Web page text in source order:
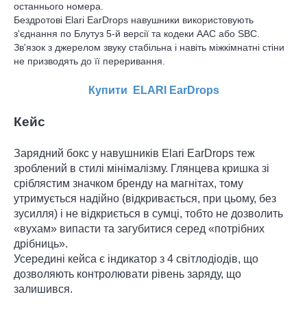
останнього номера.
Бездротові Elari EarDrops навушники використовують
з'єднання по Блутуз 5-й версії та кодеки AAC або SBC.
Зв'язок з джерелом звуку стабільна і навіть міжкімнатні стіни
не призводять до її переривання.
Купити ELARI EarDrops
Кейс
Зарядний бокс у навушників Elari EarDrops теж
зроблений в стилі мінімалізму. Глянцева кришка зі
сріблястим значком бренду на магнітах, тому
утримується надійно (відкривається, при цьому, без
зусилля) і не відкриється в сумці, тобто не дозволить
«вухам» випасти та загубитися серед «потрібних
дрібниць».
Усередині кейса є індикатор з 4 світлодіодів, що
дозволяють контролювати рівень заряду, що
залишився.